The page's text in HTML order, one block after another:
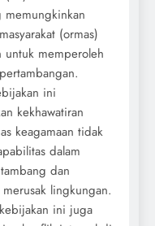
(ormas)
untuk memperoleh
ini
kekhawatiran
keagamaan tidak
dalam
dan
lingkungan.
ini juga